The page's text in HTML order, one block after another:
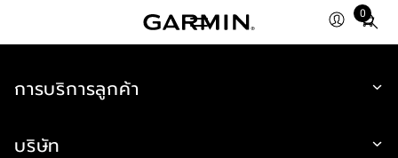
0
Total
การบริการลูกค้า
บริษัท